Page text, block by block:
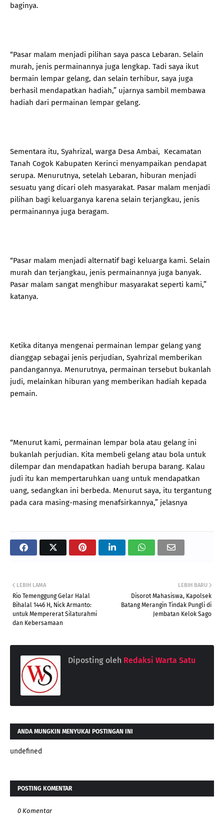
baginya.
“Pasar malam menjadi pilihan saya pasca Lebaran. Selain
murah, jenis permainannya juga lengkap. Tadi saya ikut
bermain lempar gelang, dan selain terhibur, saya juga
berhasil mendapatkan hadiah,” ujarnya sambil membawa
hadiah dari permainan lempar gelang.
Sementara itu, Syahrizal, warga Desa Ambai, Kecamatan
Tanah Cogok Kabupaten Kerinci menyampaikan pendapat
serupa. Menurutnya, setelah Lebaran, hiburan menjadi
sesuatu yang dicari oleh masyarakat. Pasar malam menjadi
pilihan bagi keluarganya karena selain terjangkau, jenis
permainannya juga beragam.
“Pasar malam menjadi alternatif bagi keluarga kami. Selain
murah dan terjangkau, jenis permainannya juga banyak.
Pasar malam sangat menghibur masyarakat seperti kami,”
katanya.
Ketika ditanya mengenai permainan lempar gelang yang
dianggap sebagai jenis perjudian, Syahrizal memberikan
pandangannya. Menurutnya, permainan tersebut bukanlah
judi, melainkan hiburan yang memberikan hadiah kepada
pemain.
“Menurut kami, permainan lempar bola atau gelang ini
bukanlah perjudian. Kita membeli gelang atau bola untuk
dilempar dan mendapatkan hadiah berupa barang. Kalau
judi itu kan mempertaruhkan uang untuk mendapatkan
uang, sedangkan ini berbeda. Menurut saya, itu tergantung
pada cara masing-masing menafsirkannya,” jelasnya
LEBIH BARU
Disorot Mahasiswa, Kapolsek
Batang Merangin Tindak Pungli di
Jembatan Kelok Sago
LEBIH LAMA
Rio Temenggung Gelar Halal
Bihalal 1446 H, Nick Armanto:
untuk Mempererat Silaturahmi
dan Kebersamaan
Diposting oleh Redaksi Warta Satu
ANDA MUNGKIN MENYUKAI POSTINGAN INI
undefined
POSTING KOMENTAR
0 Komentar